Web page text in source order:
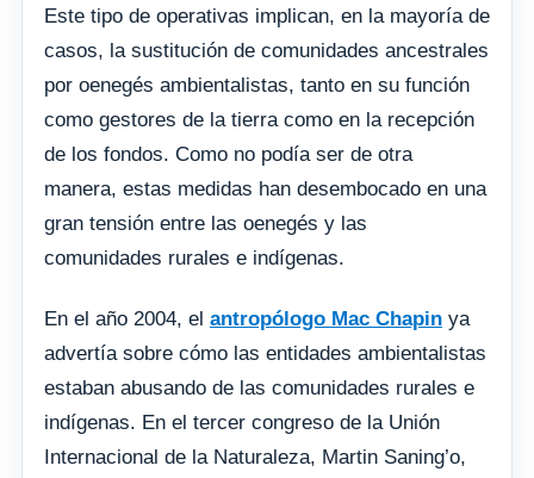
Este tipo de operativas implican, en la mayoría de
casos, la sustitución de comunidades ancestrales
por oenegés ambientalistas, tanto en su función
como gestores de la tierra como en la recepción
de los fondos. Como no podía ser de otra
manera, estas medidas han desembocado en una
gran tensión entre las oenegés y las
comunidades rurales e indígenas.
En el año 2004, el antropólogo Mac Chapin ya
advertía sobre cómo las entidades ambientalistas
estaban abusando de las comunidades rurales e
indígenas. En el tercer congreso de la Unión
Internacional de la Naturaleza, Martin Saning’o,